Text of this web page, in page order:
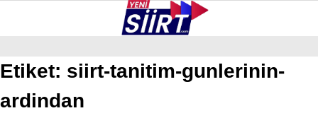
GALERİ
Etiket: siirt-tanitim-gunlerinin-
ardindan